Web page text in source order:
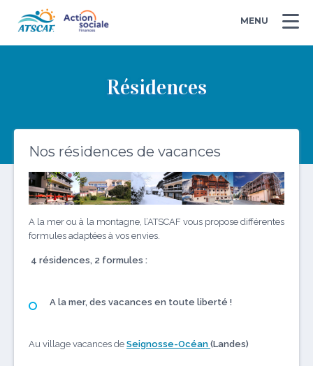
MENU
Résidences
Nos résidences de vacances
A la mer ou à la montagne, l’ATSCAF vous propose différentes
formules adaptées à vos envies.
4 résidences, 2 formules :
A la mer, des vacances en toute liberté !
Au village vacances de Seignosse-Océan (Landes)